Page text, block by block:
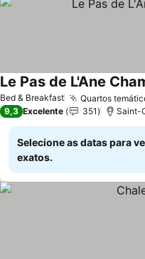
Bed & Breakfast Quartos
Le Pas de L'Ane
9,3 Excelente 351 Saint-
Selecione as datas para
exatos.